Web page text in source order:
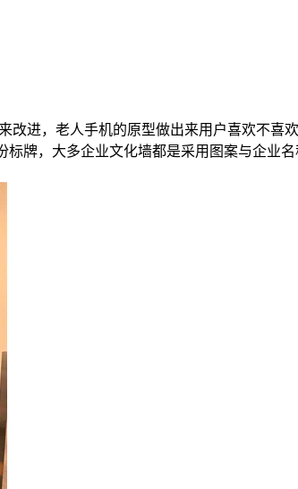
进，老人手机的原型做出来用户喜欢不喜
牌，大多企业文化墙都是采用图案与企业